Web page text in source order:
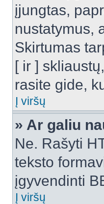
įjungtas,
nustatymus,
Skirtumas
[ ir ]
rasite gide,
Į viršų
» Ar galiu
Ne. Rašyti
teksto
įgyvendinti
Į viršų